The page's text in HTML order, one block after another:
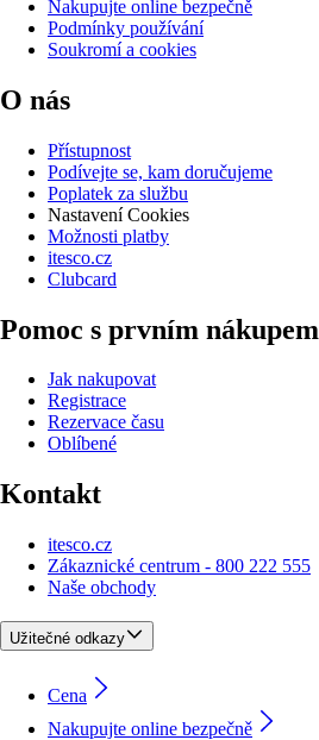
Nakupujte online bezpečně
Podmínky používání
Soukromí a cookies
O nás
Přístupnost
Podívejte se, kam doručujeme
Poplatek za službu
Nastavení Cookies
Možnosti platby
itesco.cz
Clubcard
Pomoc s prvním nákupem
Jak nakupovat
Registrace
Rezervace času
Oblíbené
Kontakt
itesco.cz
Zákaznické centrum - 800 222 555
Naše obchody
Užitečné odkazy
Cena
Nakupujte online bezpečně